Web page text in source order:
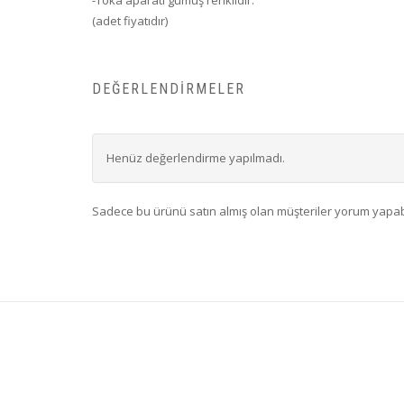
(adet fiyatıdır)
DEĞERLENDIRMELER
Henüz değerlendirme yapılmadı.
Sadece bu ürünü satın almış olan müşteriler yorum